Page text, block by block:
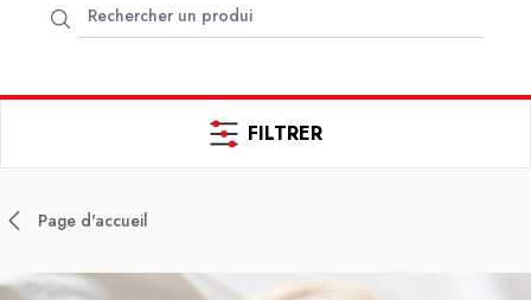
FILTRER
Page d'accueil